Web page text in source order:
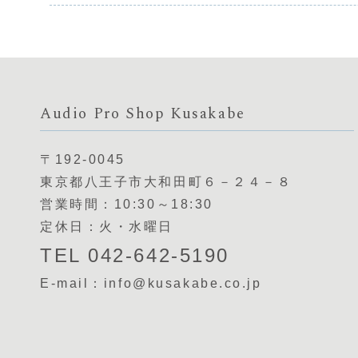
Audio Pro Shop Kusakabe
〒192-0045
東京都八王子市大和田町６－２４－８
営業時間：10:30～18:30
定休日：火・水曜日
TEL 042-642-5190
E-mail：info@kusakabe.co.jp